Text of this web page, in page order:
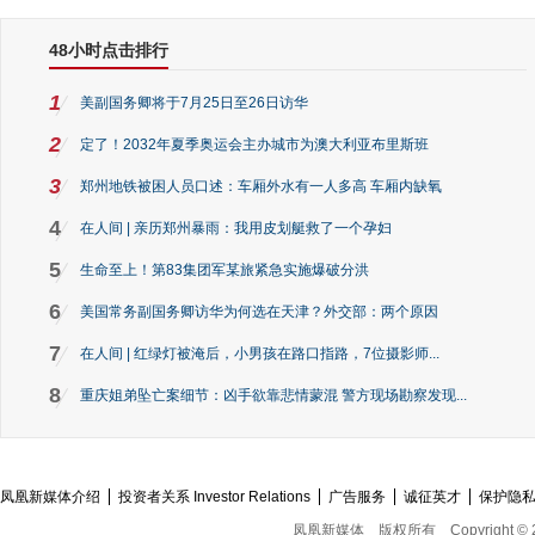
48小时点击排行
1 美副国务卿将于7月25日至26日访华
2 定了！2032年夏季奥运会主办城市为澳大利亚布里斯班
3 郑州地铁被困人员口述：车厢外水有一人多高 车厢内缺氧
4 在人间 | 亲历郑州暴雨：我用皮划艇救了一个孕妇
5 生命至上！第83集团军某旅紧急实施爆破分洪
6 美国常务副国务卿访华为何选在天津？外交部：两个原因
7 在人间 | 红绿灯被淹后，小男孩在路口指路，7位摄影师...
8 重庆姐弟坠亡案细节：凶手欲靠悲情蒙混 警方现场勘察发现...
凤凰新媒体介绍 投资者关系 Investor Relations 广告服务 诚征英才
保护隐
凤凰新媒体
版权所有 Copyright ©